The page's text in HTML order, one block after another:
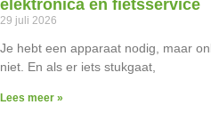
elektronica en fietsservice
29 juli 2026
Je hebt een apparaat nodig, maar
niet. En als er iets stukgaat,
Lees meer »